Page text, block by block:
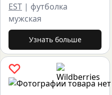
EST | футболка
мужская
Узнать больше